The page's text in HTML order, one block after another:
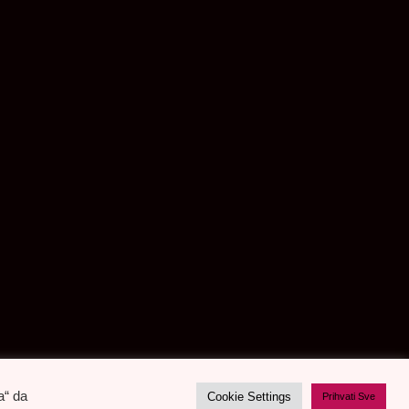
da
Cookie Settings Prihvati Sve